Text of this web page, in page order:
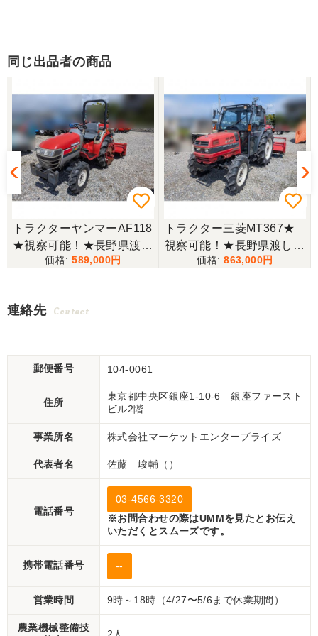
同じ出品者の商品
トラクターヤンマーAF118
★視察可能！★長野県渡し
ヤンマー トラクター AF11
R116W ロータリー 現状渡
589,000
トラクター三菱MT367★
視察可能！★長野県渡し
三菱 トラクター MT367 3
863,000
連絡先 Contact
郵便番号 104-0061
住所
東京都中央区銀座1-10-6 銀座ファースト
ビル2階
事業所名 株式会社マーケットエンタープライズ
代表者名 佐藤 峻輔（）
電話番号
03-4566-3320
※お問合わせの際はUMMを見たとお伝え
いただくとスムーズです。
携帯電話番号 --
営業時間 9時～18時（4/27〜5/6まで休業期間）
農業機械整備技